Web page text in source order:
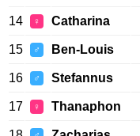
14 ♀ Catharina
15 ♂ Ben-Louis
16 ♂ Stefannus
17 ♀ Thanaphon